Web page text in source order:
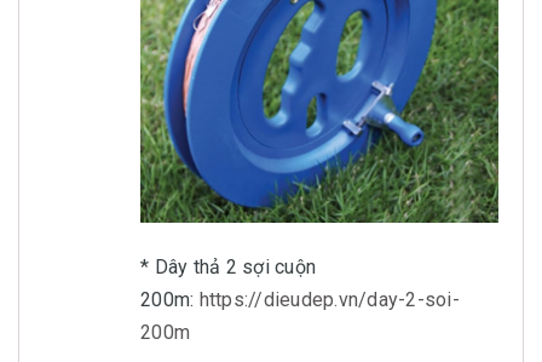
* Dây thả 2 sợi cuộn
200m: https://dieudep.vn/day-2-soi-
200m